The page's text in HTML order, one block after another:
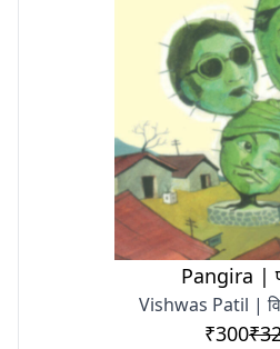
Pangira |
Vishwas Patil |
₹300